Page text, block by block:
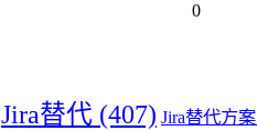
0
Jira替代 (407) Jira替代方案